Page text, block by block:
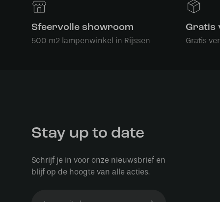
Sfeervolle showroom
500 m2 lampenwinkel in Rijssen
Gratis
Gratis
Stay up to date
Schrijf je in voor onze nieuwsbrief en
blijf op de hoogte van alle acties.